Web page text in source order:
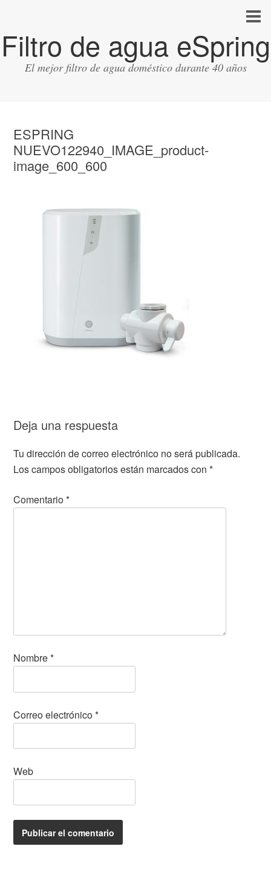
Filtro de agua eSpring
El mejor filtro de agua doméstico durante 40 años
ESPRING
NUEVO122940_IMAGE_product-
image_600_600
Deja una respuesta
Tu dirección de correo electrónico no será publicada.
Los campos obligatorios están marcados con*
Comentario*
Nombre*
Correo electrónico*
Web